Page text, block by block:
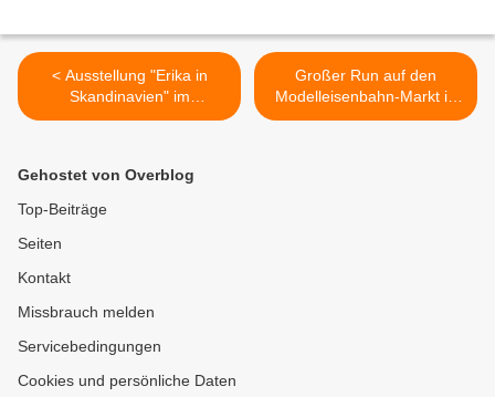
< Ausstellung "Erika in
Skandinavien" im
Veitshöchheimer Rathaus
Großer Run auf den
Modelleisenbahn-Markt in
den Veitshöchheimer
Gehostet von Overblog
Top-Beiträge
Seiten
Kontakt
Missbrauch melden
Servicebedingungen
Cookies und persönliche Daten